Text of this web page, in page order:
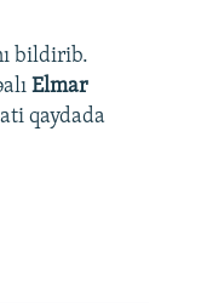
bildirib.
Elmar
qaydada